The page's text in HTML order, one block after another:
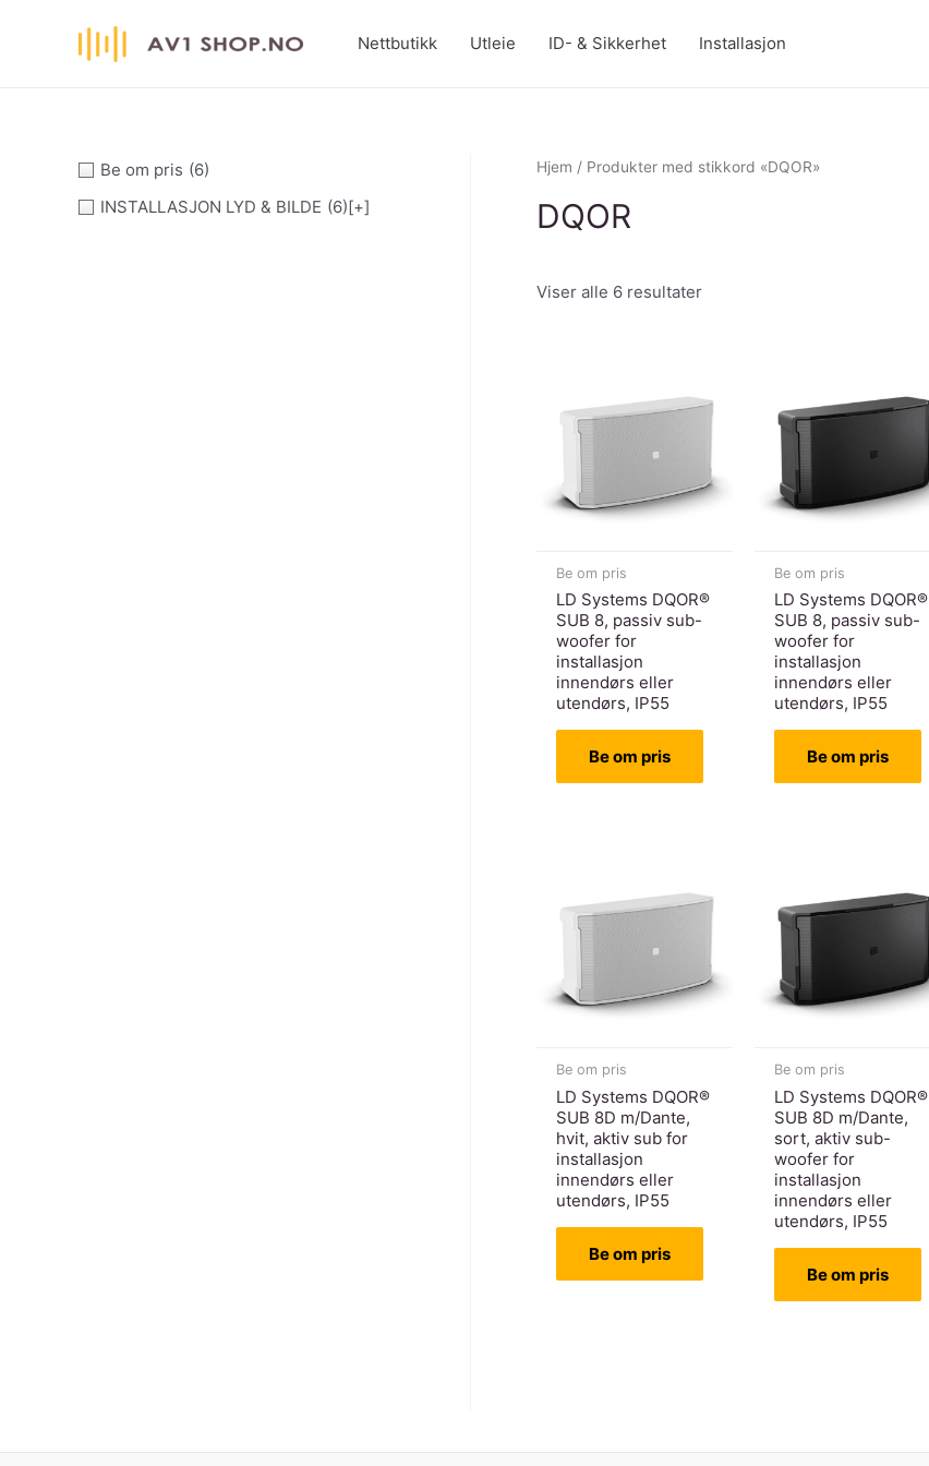
Nettbutikk Utleie ID- & Sikkerhet Installasjon
Be om pris (6)
INSTALLASJON LYD & BILDE (6)[+]
Hjem / Produkter med stikkord «DQOR»
DQOR
Viser alle 6 resultater
Be om pris
LD Systems DQOR®
SUB 8, passiv sub-
woofer for
installasjon
innendørs eller
utendørs, IP55
Be om pris
Be om pris
LD Systems DQOR®
SUB 8, passiv sub-
woofer for
installasjon
innendørs eller
utendørs, IP55
Be om pris
Be om pris
LD Systems DQOR®
SUB 8D m/Dante,
hvit, aktiv sub for
installasjon
innendørs eller
utendørs, IP55
Be om pris
Be om pris
LD Systems DQOR®
SUB 8D m/Dante,
sort, aktiv sub-
woofer for
installasjon
innendørs eller
utendørs, IP55
Be om pris